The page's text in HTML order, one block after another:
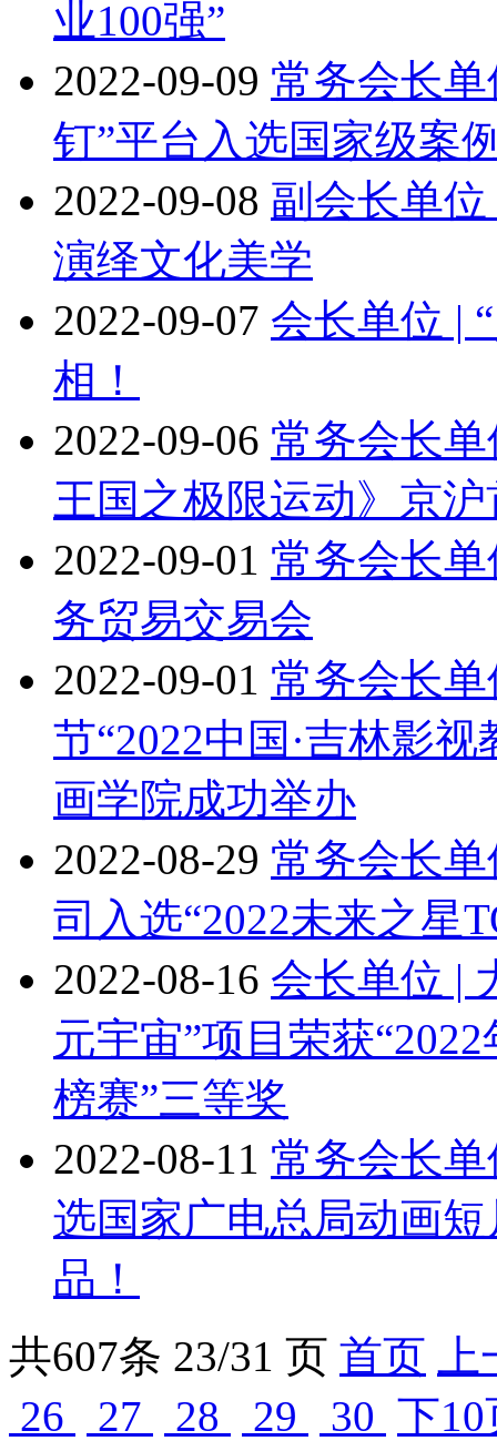
业100强”
2022-09-09 常务会长单
钉”平台入选国家级案
2022-09-08 副会长单
演绎文化美学
2022-09-07 会长单位 |
相！
2022-09-06 常务会长
王国之极限运动》京
2022-09-01 常务会长
务贸易交易会
2022-09-01 常务会长
节“2022中国·吉林影
画学院成功举办
2022-08-29 常务会长
司入选“2022未来之星
2022-08-16 会长单位 |
元宇宙”项目荣获
榜赛”三等奖
2022-08-11 常务会长
选国家广电总局动画
品！
共607条 23/31 页 首页
26
27 28 29 30 下10